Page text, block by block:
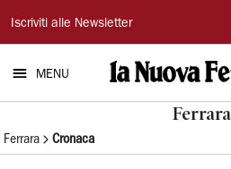
La
Nuova
Ferrara
Iscriviti alle Newsletter
MENU
Ferrara
Ferrara Cronaca